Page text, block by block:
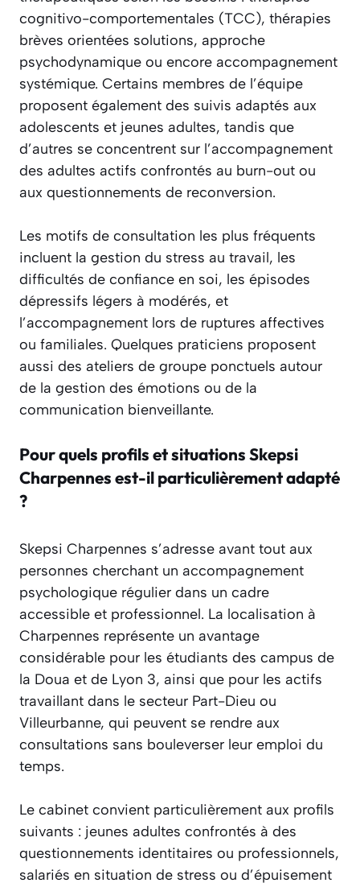
cognitivo-comportementales (TCC), thérapies
brèves orientées solutions, approche
psychodynamique ou encore accompagnement
systémique. Certains membres de l’équipe
proposent également des suivis adaptés aux
adolescents et jeunes adultes, tandis que
d’autres se concentrent sur l’accompagnement
des adultes actifs confrontés au burn-out ou
aux questionnements de reconversion.
Les motifs de consultation les plus fréquents
incluent la gestion du stress au travail, les
difficultés de confiance en soi, les épisodes
dépressifs légers à modérés, et
l’accompagnement lors de ruptures affectives
ou familiales. Quelques praticiens proposent
aussi des ateliers de groupe ponctuels autour
de la gestion des émotions ou de la
communication bienveillante.
Pour quels profils et situations Skepsi
Charpennes est-il particulièrement adapté
?
Skepsi Charpennes s’adresse avant tout aux
personnes cherchant un accompagnement
psychologique régulier dans un cadre
accessible et professionnel. La localisation à
Charpennes représente un avantage
considérable pour les étudiants des campus de
la Doua et de Lyon 3, ainsi que pour les actifs
travaillant dans le secteur Part-Dieu ou
Villeurbanne, qui peuvent se rendre aux
consultations sans bouleverser leur emploi du
temps.
Le cabinet convient particulièrement aux profils
suivants : jeunes adultes confrontés à des
questionnements identitaires ou professionnels,
salariés en situation de stress ou d’épuisement